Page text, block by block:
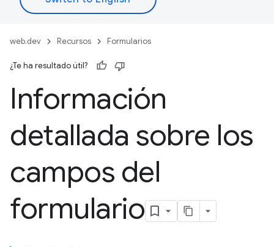
web.dev Recursos Formularios
¿Te ha resultado útil?
Información
detallada sobre los
campos del
formulario